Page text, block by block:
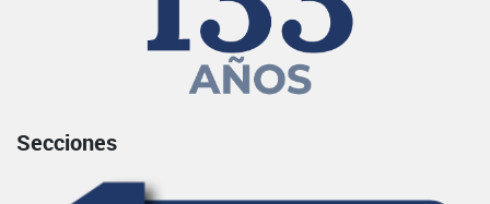
Secciones